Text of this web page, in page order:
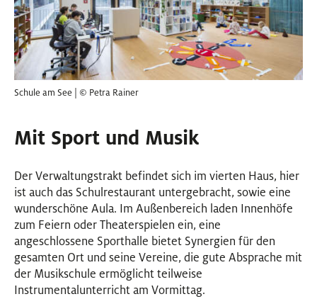
Schule am See | © Petra Rainer
Mit Sport und Musik
Der Verwaltungstrakt befindet sich im vierten Haus, hier
ist auch das Schulrestaurant untergebracht, sowie eine
wunderschöne Aula. Im Außenbereich laden Innenhöfe
zum Feiern oder Theaterspielen ein, eine
angeschlossene Sporthalle bietet Synergien für den
gesamten Ort und seine Vereine, die gute Absprache mit
der Musikschule ermöglicht teilweise
Instrumentalunterricht am Vormittag.